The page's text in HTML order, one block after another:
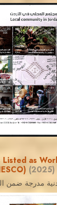
JS
BSEISO
EST. 2007
Listed as
(2025)
مدرجة ضمن